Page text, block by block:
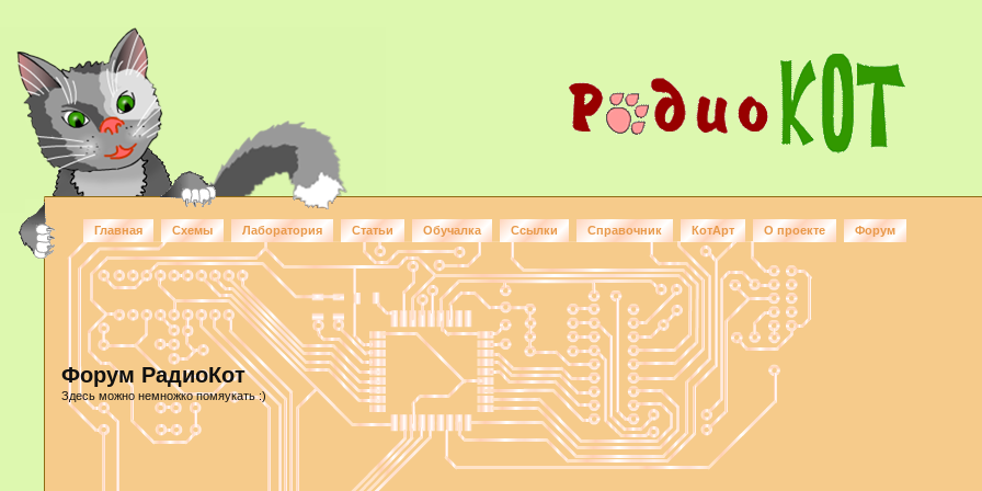
Главная Схемы Лаборатория Статьи Обучалка Ссылки Справочник КотАрт О проекте Форум
Форум РадиоКот
Здесь можно немножко помяукать :)